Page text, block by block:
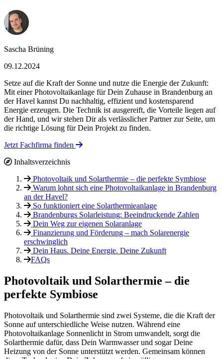
Sascha Brüning
09.12.2024
Setze auf die Kraft der Sonne und nutze die Energie der Zukunft:
Mit einer Photovoltaikanlage für Dein Zuhause in Brandenburg an
der Havel kannst Du nachhaltig, effizient und kostensparend
Energie erzeugen. Die Technik ist ausgereift, die Vorteile liegen auf
der Hand, und wir stehen Dir als verlässlicher Partner zur Seite, um
die richtige Lösung für Dein Projekt zu finden.
Jetzt Fachfirma finden
Inhaltsverzeichnis
Photovoltaik und Solarthermie – die perfekte Symbiose
Warum lohnt sich eine Photovoltaikanlage in Brandenburg
an der Havel?
So funktioniert eine Solarthermieanlage
Brandenburgs Solarleistung: Beeindruckende Zahlen
Dein Weg zur eigenen Solaranlage
Finanzierung und Förderung – mach Solarenergie
erschwinglich
Dein Haus. Deine Energie. Deine Zukunft
FAQs
Photovoltaik und Solarthermie – die
perfekte Symbiose
Photovoltaik und Solarthermie sind zwei Systeme, die die Kraft der
Sonne auf unterschiedliche Weise nutzen. Während eine
Photovoltaikanlage Sonnenlicht in Strom umwandelt, sorgt die
Solarthermie dafür, dass Dein Warmwasser und sogar Deine
Heizung von der Sonne unterstützt werden. Gemeinsam können